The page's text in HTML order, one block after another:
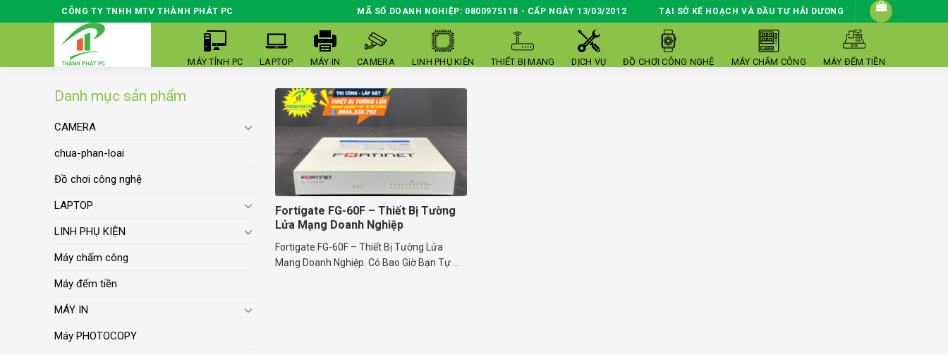
to
CÔNG TY TNHH MTV THÀNH PHÁT PC MÃ SỐ DOANH NGHIỆP: 0800975118 - CẤP NGÀY 13/03/2012 TẠI SỞ KẾ HOẠCH VÀ ĐẦU TƯ HẢI DƯƠNG
MÁY TÍNH PC LAPTOP MÁY IN CAMERA LINH PHỤ KIỆN THIẾT BỊ MẠNG DỊCH VỤ ĐỒ CHƠI CÔNG NGHỆ MÁY CHẤM CÔNG MÁY ĐẾM TIỀN
Danh mục sản phẩm
CAMERA
chua-phan-loai
Đồ chơi công nghệ
LAPTOP
LINH PHỤ KIỆN
Máy chấm công
Máy đếm tiền
MÁY IN
Máy PHOTOCOPY
Fortigate FG-60F – Thiết Bị Tường
Lửa Mạng Doanh Nghiệp
Fortigate FG-60F – Thiết Bị Tường Lửa
Mạng Doanh Nghiệp. Có Bao Giờ Bạn Tự ...